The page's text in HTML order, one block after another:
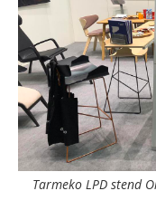
Tarmeko LPD stend